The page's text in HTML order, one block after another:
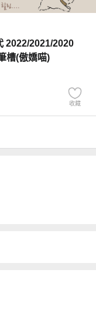
2022/2021/2020
槽(傲嬌喵)
收藏